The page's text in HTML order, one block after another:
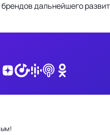
дальнейшего